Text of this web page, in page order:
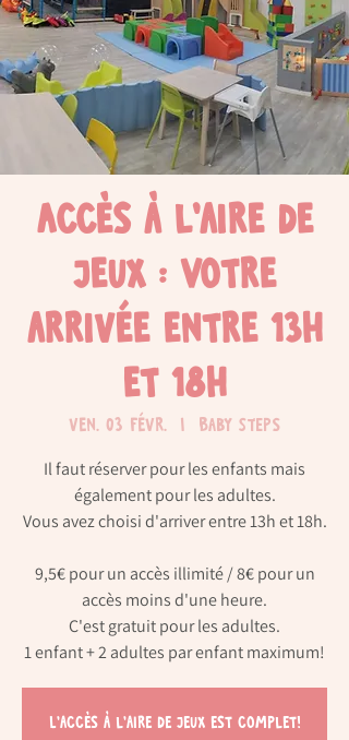
Accès à l'aire de
jeux : Votre
arrivée entre 13h
et 18h
ven. 03 févr.
  |
Baby Steps
Il faut réserver pour les enfants mais
également pour les adultes.
Vous avez choisi d'arriver entre 13h et 18h.
9,5€ pour un accès illimité / 8€ pour un
accès moins d'une heure.
C'est gratuit pour les adultes.
L'accès à l'aire de jeux est complet!